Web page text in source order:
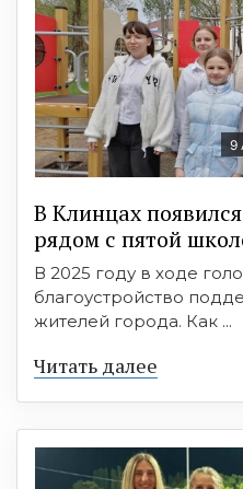
9
В Клинцах
рядом с пятой
В 2025 году в ходе
благоустройство
жителей города. Как ...
Читать далее